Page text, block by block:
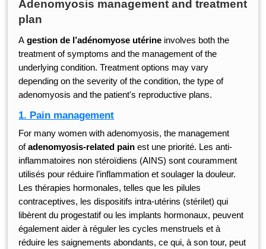
Adenomyosis management and treatment
plan
A gestion de l’adénomyose utérine involves both the
treatment of symptoms and the management of the
underlying condition. Treatment options may vary
depending on the severity of the condition, the type of
adenomyosis and the patient's reproductive plans.
1. Pain management
For many women with adenomyosis, the management
ofadenomyosis-related pain est une priorité. Les anti-
inflammatoires non stéroïdiens (AINS) sont couramment
utilisés pour réduire l’inflammation et soulager la douleur.
Les thérapies hormonales, telles que les pilules
contraceptives, les dispositifs intra-utérins (stérilet) qui
libèrent du progestatif ou les implants hormonaux, peuvent
également aider à réguler les cycles menstruels et à
réduire les saignements abondants, ce qui, à son tour, peut